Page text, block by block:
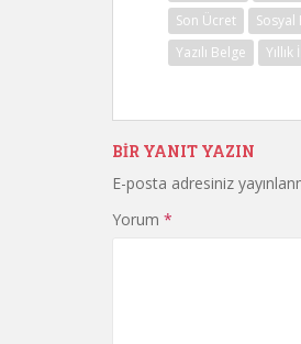
Son Ücret
Sosyal
Yazılı Belge
BIR YANIT YAZIN
E-posta adresiniz
Yorum *